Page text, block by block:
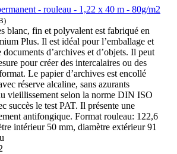
- rouleau - 1,22 x 40 m - 80g/m2
blanc, fin et polyvalent est fabriqué en
Plus. Il est idéal pour l’emballage et
documents d’archives et d’objets. Il peut
pour créer des intercalaires ou des
Le papier d’archives est encollé
réserve alcaline, sans azurants
vieillissement selon la norme DIN ISO
succès le test PAT. Il présente une
antifongique. Format rouleau: 122,6
intérieur 50 mm, diamètre extérieur 91